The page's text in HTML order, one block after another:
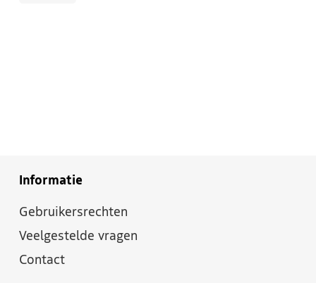
Informatie
Gebruikersrechten
Veelgestelde vragen
Contact